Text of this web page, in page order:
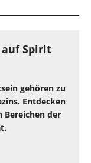
Spirit
gehören zu
Entdecken
Bereichen der